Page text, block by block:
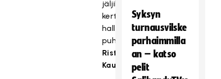
jäljiltä,
kertoo
hallituksen
puheenjohtaja
Risto
Kauppinen.
Syksyn
turnausvilske
parhaimmilla
an – katso
pelit